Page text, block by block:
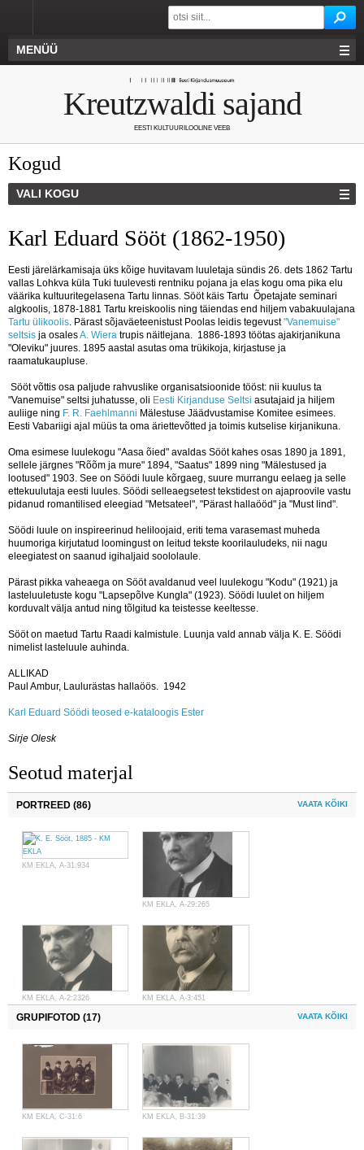
MENÜÜ
Kreutzwaldi sajand
EESTI KULTUURILOOLINE VEEB
Kogud
VALI KOGU
Karl Eduard Sööt (1862-1950)
Eesti järelärkamisaja üks kõige huvitavam luuletaja sündis 26. dets 1862 Tartu
vallas Lohkva küla Tuki tuulevesti rentniku pojana ja elas kogu oma pika elu
väärika kultuuritegelasena Tartu linnas. Sööt käis Tartu Õpetajate seminari
algkoolis, 1878-1881 Tartu kreiskoolis ning täiendas end hiljem vabakuulajana
Tartu ülikoolis. Pärast sõjaväeteenistust Poolas leidis tegevust"Vanemuise"
seltsis ja osalesA. Wiera trupis näitlejana. 1886-1893 töötas ajakirjanikuna
"Oleviku" juures. 1895 aastal asutas oma trükikoja, kirjastuse ja
raamatukaupluse.
Sööt võttis osa paljude rahvuslike organisatsioonide tööst: nii kuulus ta
"Vanemuise" seltsi juhatusse, oli Eesti Kirjanduse Seltsi asutajaid ja hiljem
auliige ning F. R. Faehlmanni Mälestuse Jäädvustamise Komitee esimees.
Eesti Vabariigi ajal müüs ta oma äriettevõtted ja toimis kutselise kirjanikuna.
Oma esimese luulekogu "Aasa õied" avaldas Sööt kahes osas 1890 ja 1891,
sellele järgnes "Rõõm ja mure" 1894, "Saatus" 1899 ning "Mälestused ja
lootused" 1903. See on Söödi luule kõrgaeg, suure murrangu eelaeg ja selle
ettekuulutaja eesti luules. Söödi selleaegsetest tekstidest on ajaproovile vastu
pidanud romantilised eleegiad "Metsateel", "Pärast hallaööd" ja "Must lind".
Söödi luule on inspireerinud heliloojaid, eriti tema varasemast muheda
huumoriga kirjutatud loomingust on leitud tekste koorilauludeks, nii nagu
eleegiatest on saanud igihaljaid soololaule.
Pärast pikka vaheaega on Sööt avaldanud veel luulekogu "Kodu" (1921) ja
lasteluuletuste kogu "Lapsepõlve Kungla" (1923). Söödi luulet on hiljem
korduvalt välja antud ning tõlgitud ka teistesse keeltesse.
Sööt on maetud Tartu Raadi kalmistule. Luunja vald annab välja K. E. Söödi
nimelist lasteluule auhinda.
ALLIKAD
Paul Ambur, Laulurästas hallaöös. 1942
Karl Eduard Söödi teosed e-kataloogis Ester
Sirje Olesk
Seotud materjal
PORTREED (86) VAATA KÕIKI
KM EKLA, A-31:934
KM EKLA, A-29:265
KM EKLA, A-2:2326 KM EKLA, A-3:451
GRUPIFOTOD (17) VAATA KÕIKI
KM EKLA, C-31:6 KM EKLA, B-31:39